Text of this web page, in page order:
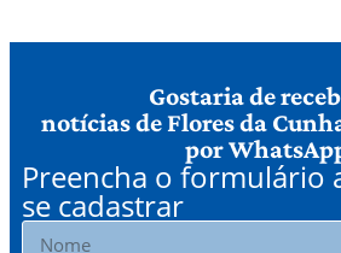
Gostaria de
notícias de Flores da
por
Preencha o formulário
se cadastrar